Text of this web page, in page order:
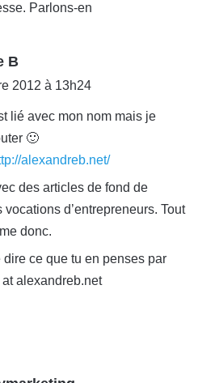
Parlons-en
B
i
2012 à 13h24
lié avec mon nom mais je
🙂
alexandreb.net/
des articles de fond de
vocations d’entrepreneurs. Tout
donc.
dire ce que tu en penses par
alexandreb.net